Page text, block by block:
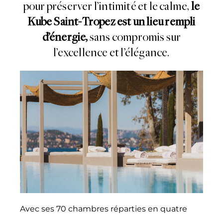
pour préserver l’intimité et le calme, le
Kube Saint-Tropez est un lieu rempli
d’énergie,sans compromis sur
l’excellence et l’élégance.
Avec ses 70 chambres réparties en quatre